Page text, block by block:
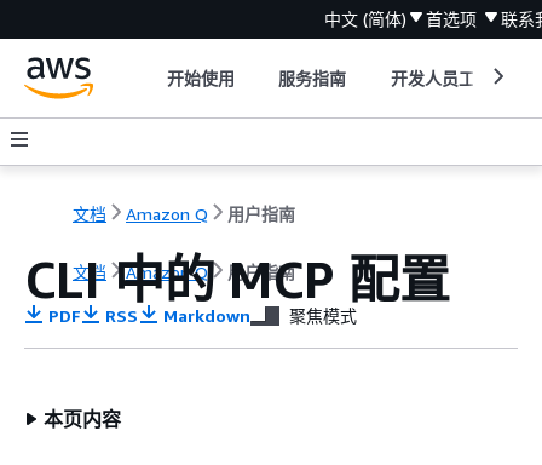
中文 (简体) 首选项 联系
开始使用 服务指南 开发人员工具
文档 Amazon Q 用户指南
文档 Amazon Q 用户指南
CLI 中的 MCP 配置
PDF RSS Markdown 聚焦模式
本页内容